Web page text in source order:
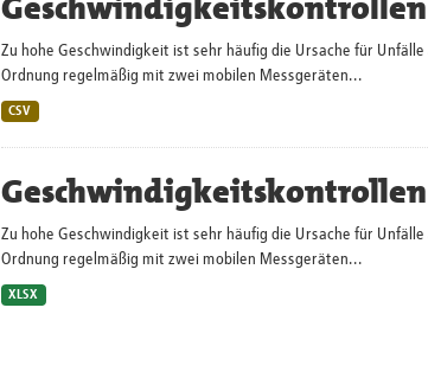
Zu hohe Geschwindigkeit ist sehr häufig die Ursache für
Ordnung regelmäßig mit zwei mobilen Messgeräten...
CSV
Geschwindigkeitskontrollen
Zu hohe Geschwindigkeit ist sehr häufig die Ursache für
Ordnung regelmäßig mit zwei mobilen Messgeräten...
XLSX